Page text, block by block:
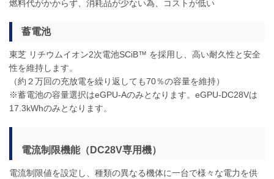
燃料代がかからず、消耗品が少ない為、コストが低い
蓄電池
東芝 リチウムイオン2次電池SCiB™ を採用し、高い耐久性と安全
性を維持します。
（約２万回の充放電を繰り返しても70％の容量を維持）
※蓄電池の容量選択はeGPU-Aのみとなります。eGPU-DC28Vは
17.3kWhのみとなります。
電流制限機能（DC28V専用機）
電流制限値を設定し、種類の異なる機体に一台で様々な電力を供